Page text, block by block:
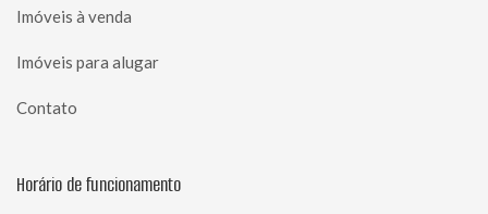
Imóveis à venda
Imóveis para alugar
Contato
Horário de funcionamento